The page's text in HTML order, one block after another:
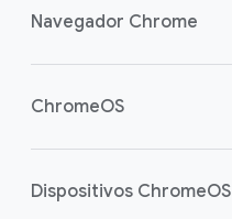
Seguridad
Navegador Chrome
Descripción general
ChromeOS
Descripción general
Dispositivos ChromeOS